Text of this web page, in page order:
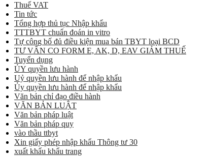
Thuế VAT
Tin tức
Tổng hợp thủ tục Nhập khẩu
TTTBYT chuẩn đoán in vitro
Tự công bố đủ điều kiện mua bán TBYT loại BCD
TƯ VẤN CO FORM E, AK, D, EAV GIẢM THUẾ
Tuyển dụng
ỦY quyền lưu hành
Uỷ quyền lưu hành để nhập khẩu
Ủy quyền lưu hành để nhập khẩu
Văn bản chỉ đạo điều hành
VĂN BẢN LUẬT
Văn bản pháp luật
Văn bản pháp quy
vào thầu ttbyt
Xin giấy phép nhập khẩu Thông tư 30
xuất khẩu khẩu trang